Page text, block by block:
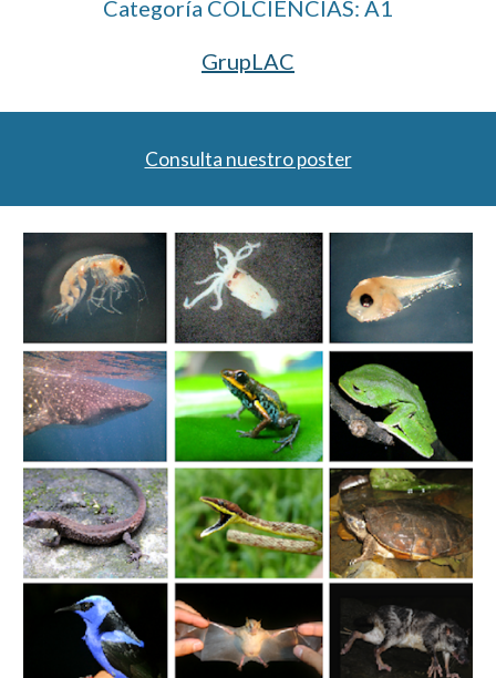
Categoría COLCIENCIAS: A1
GrupLAC
Consulta nuestro poster